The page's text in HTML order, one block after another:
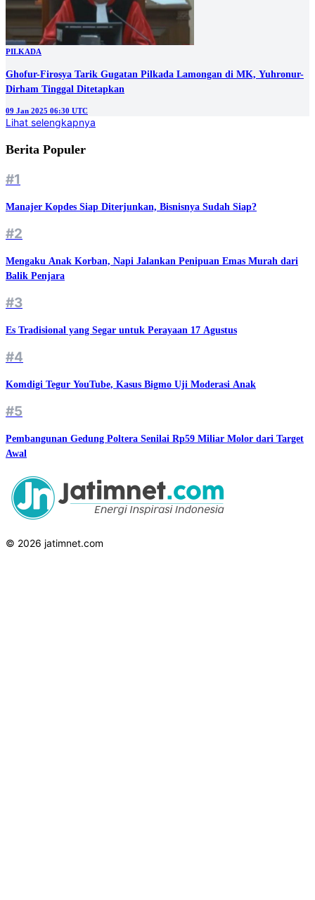
PILKADA
Ghofur-Firosya Tarik Gugatan Pilkada Lamongan di MK, Yuhronur-
Dirham Tinggal Ditetapkan
09 Jan 2025 06:30 UTC
Lihat selengkapnya
Berita Populer
#1
Manajer Kopdes Siap Diterjunkan, Bisnisnya Sudah Siap?
#2
Mengaku Anak Korban, Napi Jalankan Penipuan Emas Murah dari
Balik Penjara
#3
Es Tradisional yang Segar untuk Perayaan 17 Agustus
#4
Komdigi Tegur YouTube, Kasus Bigmo Uji Moderasi Anak
#5
Pembangunan Gedung Poltera Senilai Rp59 Miliar Molor dari Target
Awal
© 2026 jatimnet.com